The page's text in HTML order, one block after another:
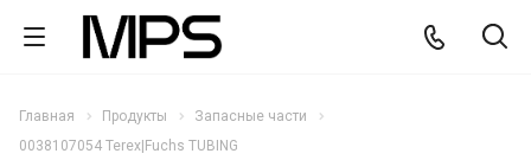
Главная Продукты
Запасные части
0038107054 Terex|Fuchs TUBING